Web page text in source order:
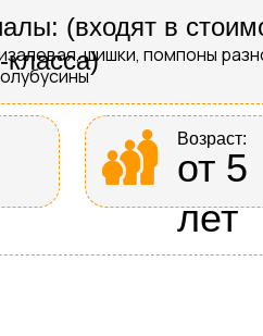
от 5
лет
Возраст:
шишки, помпоны
(входят в